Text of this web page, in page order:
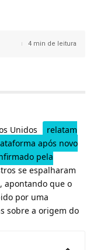
4 min de leitura
Unidos
relatam
após novo
pela
se espalharam
apontando que o
por uma
sobre a origem do